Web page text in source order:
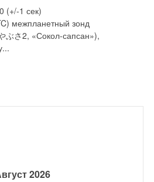
(+/-1 сек)
межпланетный зонд
ぶさ2, «Сокол-сапсан»),
2026